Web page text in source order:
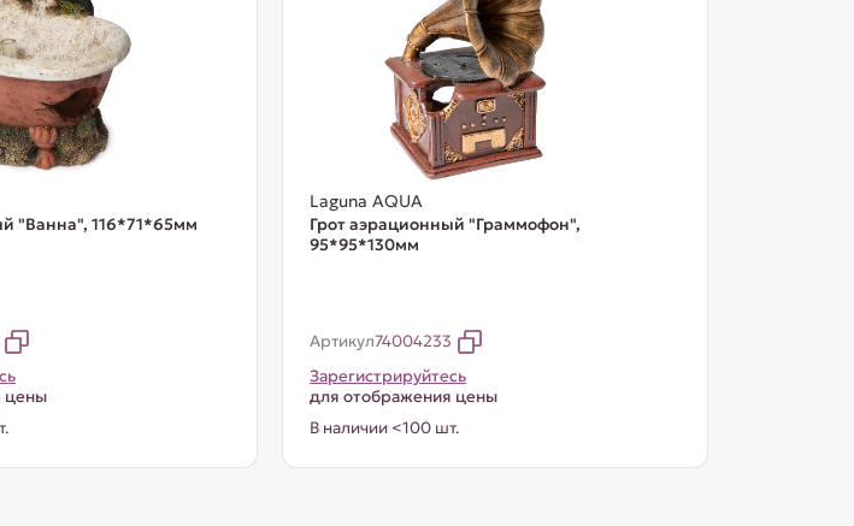
"Ванна", 116*71*65мм
цены
Laguna AQUA
Грот аэрационный "Граммофон",
95*95*130мм
Артикул74004233
Зарегистрируйтесь
для отображения цены
В наличии <100 шт.